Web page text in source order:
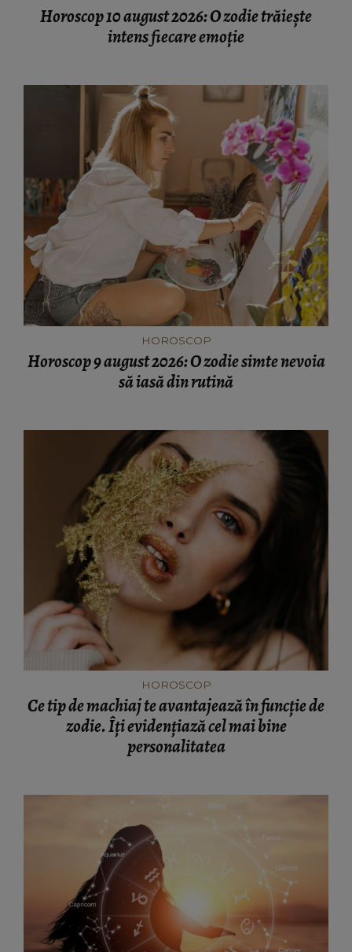
Horoscop 10 august 2026: O zodie trăiește
intens fiecare emoție
HOROSCOP
Horoscop 9 august 2026: O zodie simte nevoia
să iasă din rutină
HOROSCOP
Ce tip de machiaj te avantajează în funcție de
zodie. Îți evidențiază cel mai bine
personalitatea